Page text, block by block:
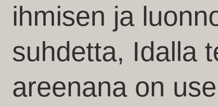
ihmisen ja
suhdetta, Idalla
areenana on